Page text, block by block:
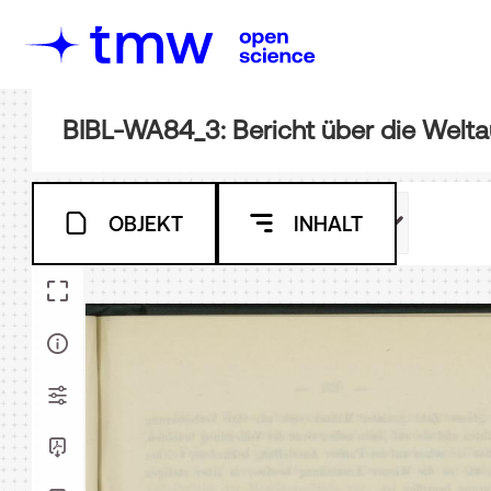
BIBL-WA84_3: Bericht über die
OBJEKT INHALT